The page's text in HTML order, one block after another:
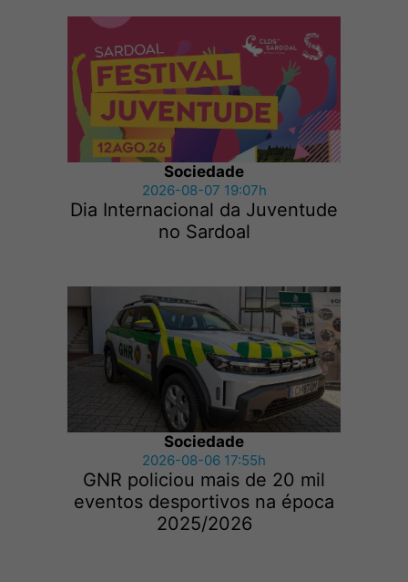
Sociedade
2026-08-07 19:07h
Dia Internacional da Juventude
no Sardoal
Sociedade
2026-08-06 17:55h
GNR policiou mais de 20 mil
eventos desportivos na época
2025/2026